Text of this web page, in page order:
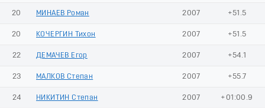
20 МИНАЕВ Роман 2007 +51.5
20 КОЧЕРГИН Тихон 2007 +51.5
22 ДЕМАЧЕВ Егор 2007 +54.1
23 МАЛКОВ Степан 2007 +55.7
24 НИКИТИН Степан 2007 +01:00.9